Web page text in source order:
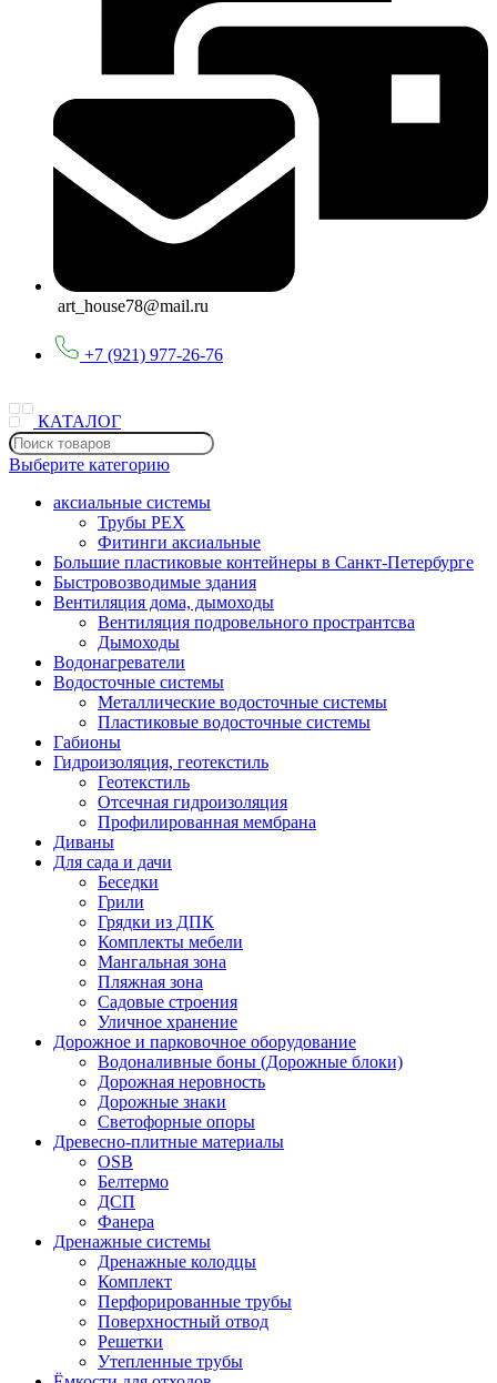
art_house78@mail.ru
+7 (921) 977-26-76
КАТАЛОГ
Выберите категорию
аксиальные системы
Трубы PEX
Фитинги аксиальные
Большие пластиковые контейнеры в Санкт-Петербурге
Быстровозводимые здания
Вентиляция дома, дымоходы
Вентиляция подровельного пространтсва
Дымоходы
Водонагреватели
Водосточные системы
Металлические водосточные системы
Пластиковые водосточные системы
Габионы
Гидроизоляция, геотекстиль
Геотекстиль
Отсечная гидроизоляция
Профилированная мембрана
Диваны
Для сада и дачи
Беседки
Грили
Грядки из ДПК
Комплекты мебели
Мангальная зона
Пляжная зона
Садовые строения
Уличное хранение
Дорожное и парковочное оборудование
Водоналивные боны (Дорожные блоки)
Дорожная неровность
Дорожные знаки
Светофорные опоры
Древесно-плитные материалы
OSB
Белтермо
ДСП
Фанера
Дренажные системы
Дренажные колодцы
Комплект
Перфорированные трубы
Поверхностный отвод
Решетки
Утепленные трубы